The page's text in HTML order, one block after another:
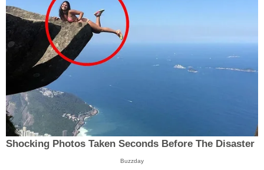
Shocking Photos Taken Seconds Before The Disaster
Buzzday